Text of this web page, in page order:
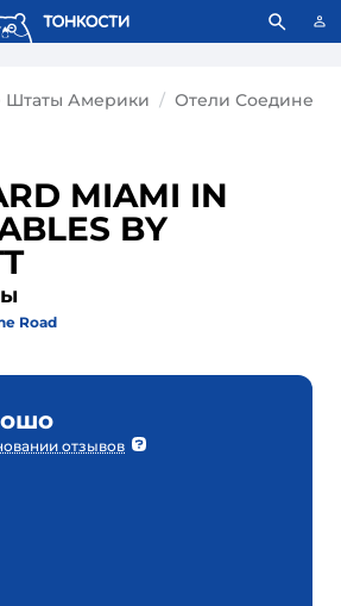
сookie-файлы. Что это значит?
Америки Отели
MIAMI IN
BY
Road
отзывов